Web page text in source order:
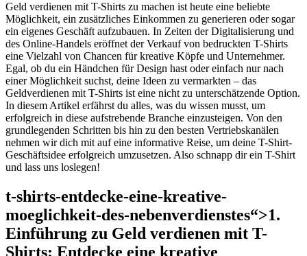
Geld verdienen mit T-Shirts zu machen ist heute eine beliebte
Möglichkeit, ein zusätzliches Einkommen zu generieren oder sogar
ein eigenes Geschäft aufzubauen. In Zeiten der Digitalisierung und
des Online-Handels eröffnet der Verkauf von bedruckten T-Shirts
eine Vielzahl von Chancen für kreative Köpfe und Unternehmer.
Egal, ob du ein Händchen für Design hast oder einfach nur nach
einer Möglichkeit suchst, deine Ideen zu vermarkten – das
Geldverdienen mit T-Shirts ist eine nicht zu unterschätzende Option.
In diesem Artikel erfährst du alles, was du wissen musst, um
erfolgreich in diese aufstrebende Branche einzusteigen. Von den
grundlegenden Schritten bis hin zu den besten Vertriebskanälen
nehmen wir dich mit auf eine informative Reise, um deine T-Shirt-
Geschäftsidee erfolgreich umzusetzen. Also schnapp dir ein T-Shirt
und lass uns loslegen!
t-shirts-entdecke-eine-kreative-
moeglichkeit-des-nebenverdienstes“>1.
Einführung zu Geld verdienen mit T-
Shirts: Entdecke eine kreative